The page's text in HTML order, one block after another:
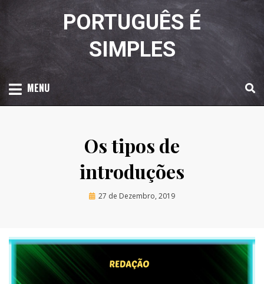
content
PORTUGUÊS É
SIMPLES
MENU
Os tipos de
introduções
by Luciana Amaral
Posted
27 de Dezembro, 2019